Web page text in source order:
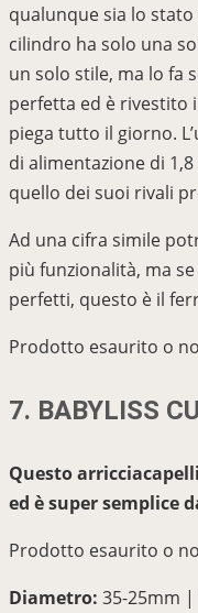
qualunque sia lo
cilindro ha solo una
un solo stile, ma lo fa
perfetta ed è rivestito
piega tutto il giorno.
di alimentazione di
quello dei suoi rivali
Ad una cifra simile
più funzionalità, ma
perfetti, questo è il
Prodotto esaurito o
7. BABYLISS
Questo
ed è super semplice
Prodotto esaurito o
Diametro: 35-25mm |